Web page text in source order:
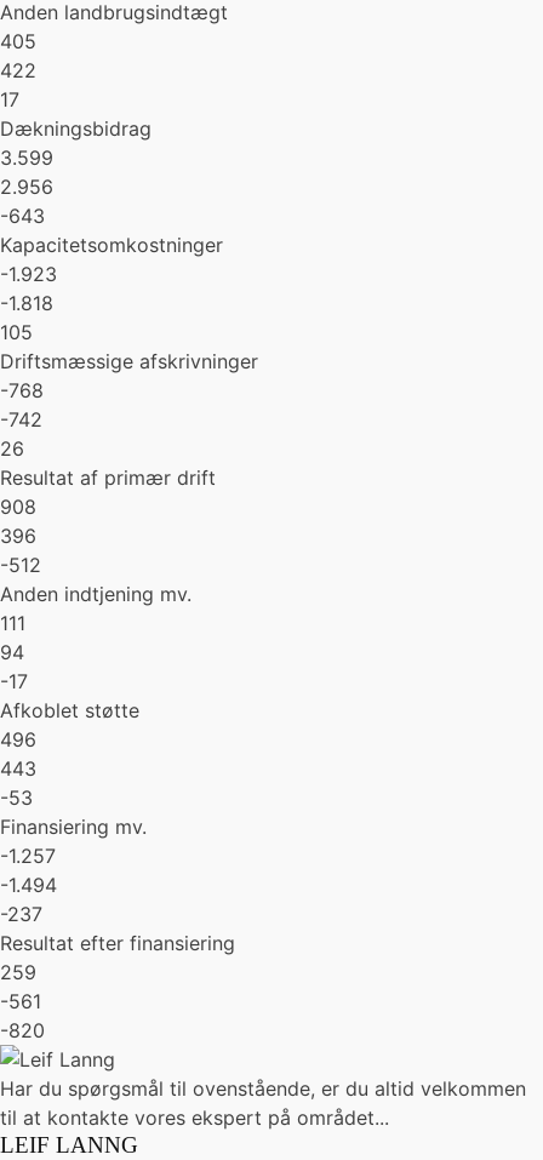
Anden landbrugsindtægt
405
422
17
Dækningsbidrag
3.599
2.956
-643
Kapacitetsomkostninger
-1.923
-1.818
105
Driftsmæssige afskrivninger
-768
-742
26
Resultat af primær drift
908
396
-512
Anden indtjening mv.
111
94
-17
Afkoblet støtte
496
443
-53
Finansiering mv.
-1.257
-1.494
-237
Resultat efter finansiering
259
-561
-820
Har du spørgsmål til ovenstående, er du altid velkommen
til at kontakte vores ekspert på området...
LEIF LANNG